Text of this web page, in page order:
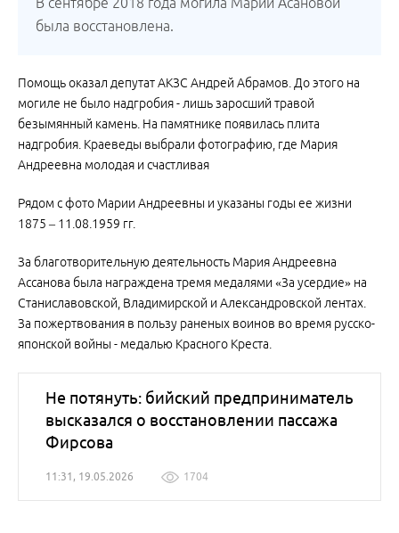
была восстановлена.
Помощь оказал депутат АКЗС Андрей Абрамов. До этого на
могиле не было надгробия - лишь заросший травой
безымянный камень. На памятнике появилась плита
надгробия. Краеведы выбрали фотографию, где Мария
Андреевна молодая и счастливая
Рядом с фото Марии Андреевны и указаны годы ее жизни
1875 – 11.08.1959 гг.
За благотворительную деятельность Мария Андреевна
Ассанова была награждена тремя медалями «За усердие» на
Станиславовской, Владимирской и Александровской лентах.
За пожертвования в пользу раненых воинов во время русско-
японской войны - медалью Красного Креста.
Не потянуть: бийский предприниматель
высказался о восстановлении пассажа
Фирсова
11:31, 19.05.2026 1704